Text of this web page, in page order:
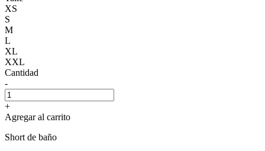
XS
S
M
L
XL
XXL
Cantidad
-
+
Agregar al carrito
Short de baño